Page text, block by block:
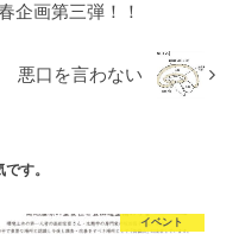
企画第三弾！！
悪口を言わない
す。
イベント